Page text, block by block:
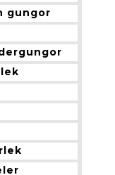
gungor